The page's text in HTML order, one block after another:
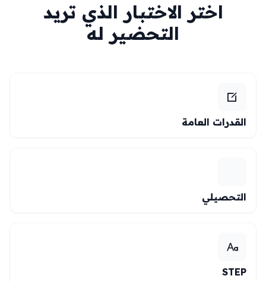
اختر الاختبار الذي تريد
التحضير له
القدرات العامة
التحصيلي
STEP